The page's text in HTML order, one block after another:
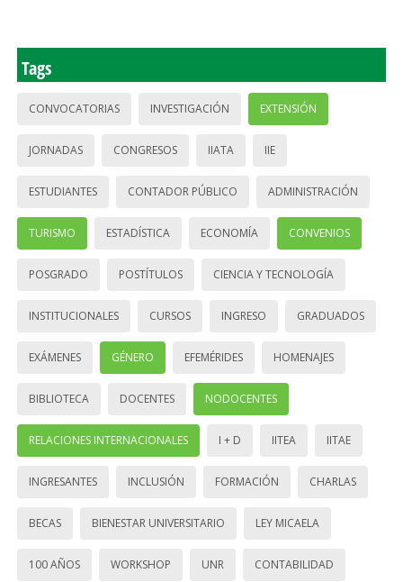
Tags
CONVOCATORIAS INVESTIGACIÓN EXTENSIÓN
JORNADAS CONGRESOS IIATA IIE
ESTUDIANTES CONTADOR PÚBLICO ADMINISTRACIÓN
TURISMO ESTADÍSTICA ECONOMÍA CONVENIOS
POSGRADO POSTÍTULOS CIENCIA Y TECNOLOGÍA
INSTITUCIONALES CURSOS INGRESO GRADUADOS
EXÁMENES GÉNERO EFEMÉRIDES HOMENAJES
BIBLIOTECA DOCENTES NODOCENTES
RELACIONES INTERNACIONALES I + D IITEA IITAE
INGRESANTES INCLUSIÓN FORMACIÓN CHARLAS
BECAS BIENESTAR UNIVERSITARIO LEY MICAELA
100 AÑOS WORKSHOP UNR CONTABILIDAD